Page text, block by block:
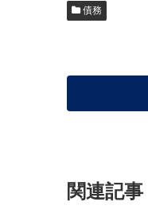
債務
関連記事